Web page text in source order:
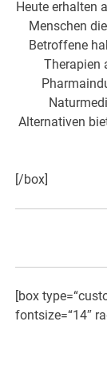
Heute erhalten
Menschen
Betroffene
Therapien
Alternativen
[/box]
[box
fontsize=“14″